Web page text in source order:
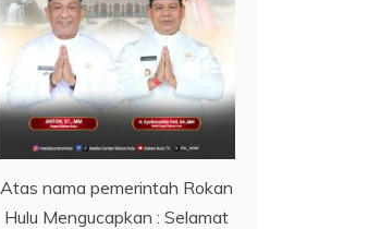
Atas nama pemerintah Rokan
Hulu Mengucapkan : Selamat